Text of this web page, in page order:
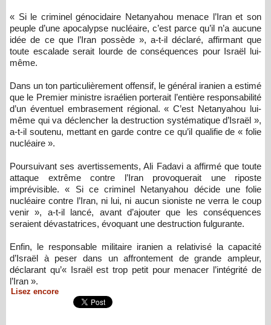
« Si le criminel génocidaire Netanyahou menace l’Iran et son
peuple d’une apocalypse nucléaire, c’est parce qu’il n’a aucune
idée de ce que l’Iran possède », a-t-il déclaré, affirmant que
toute escalade serait lourde de conséquences pour Israël lui-
même.
Dans un ton particulièrement offensif, le général iranien a estimé
que le Premier ministre israélien porterait l’entière responsabilité
d’un éventuel embrasement régional. « C’est Netanyahou lui-
même qui va déclencher la destruction systématique d’Israël »,
a-t-il soutenu, mettant en garde contre ce qu’il qualifie de « folie
nucléaire ».
Poursuivant ses avertissements, Ali Fadavi a affirmé que toute
attaque extrême contre l’Iran provoquerait une riposte
imprévisible. « Si ce criminel Netanyahou décide une folie
nucléaire contre l’Iran, ni lui, ni aucun sioniste ne verra le coup
venir », a-t-il lancé, avant d’ajouter que les conséquences
seraient dévastatrices, évoquant une destruction fulgurante.
Enfin, le responsable militaire iranien a relativisé la capacité
d’Israël à peser dans un affrontement de grande ampleur,
déclarant qu’« Israël est trop petit pour menacer l’intégrité de
l’Iran ».
Lisez encore